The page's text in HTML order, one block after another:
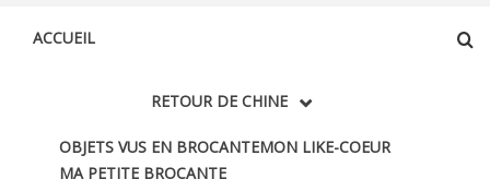
ACCUEIL
RETOUR DE CHINE
OBJETS VUS EN BROCANTEMON LIKE-COEUR
MA PETITE BROCANTE